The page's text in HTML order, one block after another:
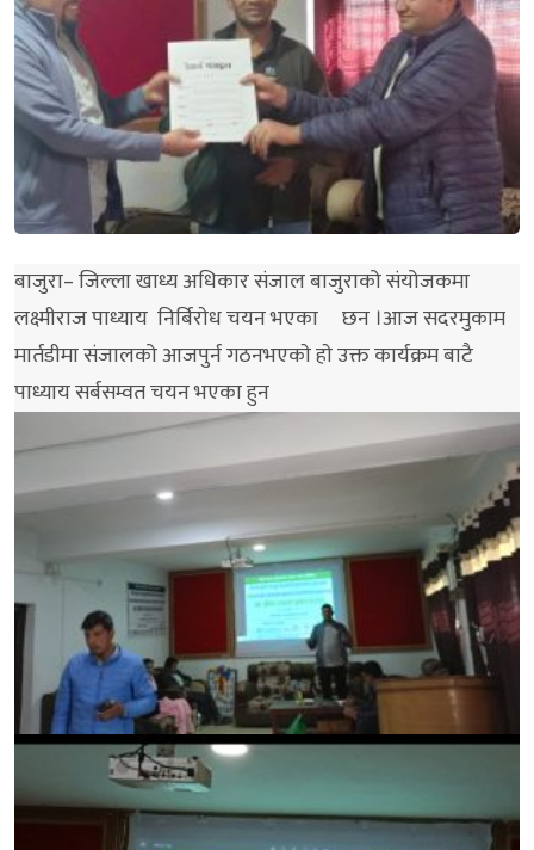
बाजुरा– जिल्ला खाध्य अधिकार संजाल बाजुराको संयोजकमा
लक्ष्मीराज पाध्याय निर्बिराेध चयन भएका छन ।आज सदरमुकाम
मार्तडीमा संजालको आजपुर्न गठनभएकाे हाे उक्त कार्यक्रम बाटै
पाध्याय सर्बसम्वत चयन भएका हुन